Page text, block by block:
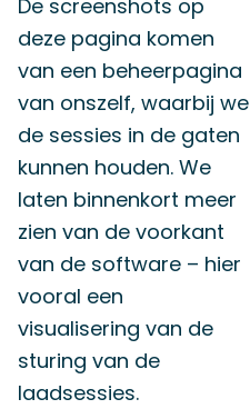
De screenshots op
deze pagina komen
van een beheerpagina
van onszelf, waarbij we
de sessies in de gaten
kunnen houden. We
laten binnenkort meer
zien van de voorkant
van de software – hier
vooral een
visualisering van de
sturing van de
laadsessies.